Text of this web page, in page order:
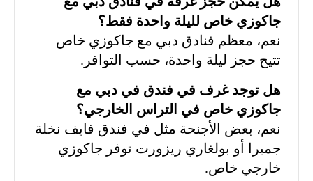
جاكوزي خاص لليلة واحدة فقط؟
نعم، معظم فنادق دبي مع جاكوزي خاص
تتيح حجز ليلة واحدة، حسب التوافر.
هل توجد غرف في فندق في دبي مع
جاكوزي خاص في التراس الخارجي؟
نعم، بعض الأجنحة مثل في فندق فايف نخلة
جميرا أو بولغاري ريزورت توفر جاكوزي
خارجي خاص.